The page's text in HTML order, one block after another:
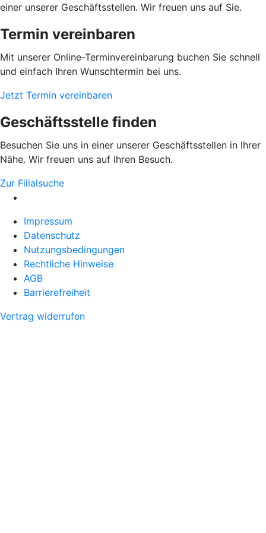
einer unserer Geschäftsstellen. Wir freuen uns auf Sie.
Termin vereinbaren
Mit unserer Online-Terminvereinbarung buchen Sie schnell
und einfach Ihren Wunschtermin bei uns.
Jetzt Termin vereinbaren
Geschäftsstelle finden
Besuchen Sie uns in einer unserer Geschäftsstellen in Ihrer
Nähe. Wir freuen uns auf Ihren Besuch.
Zur Filialsuche
Impressum
Datenschutz
Nutzungsbedingungen
Rechtliche Hinweise
AGB
Barrierefreiheit
Vertrag widerrufen